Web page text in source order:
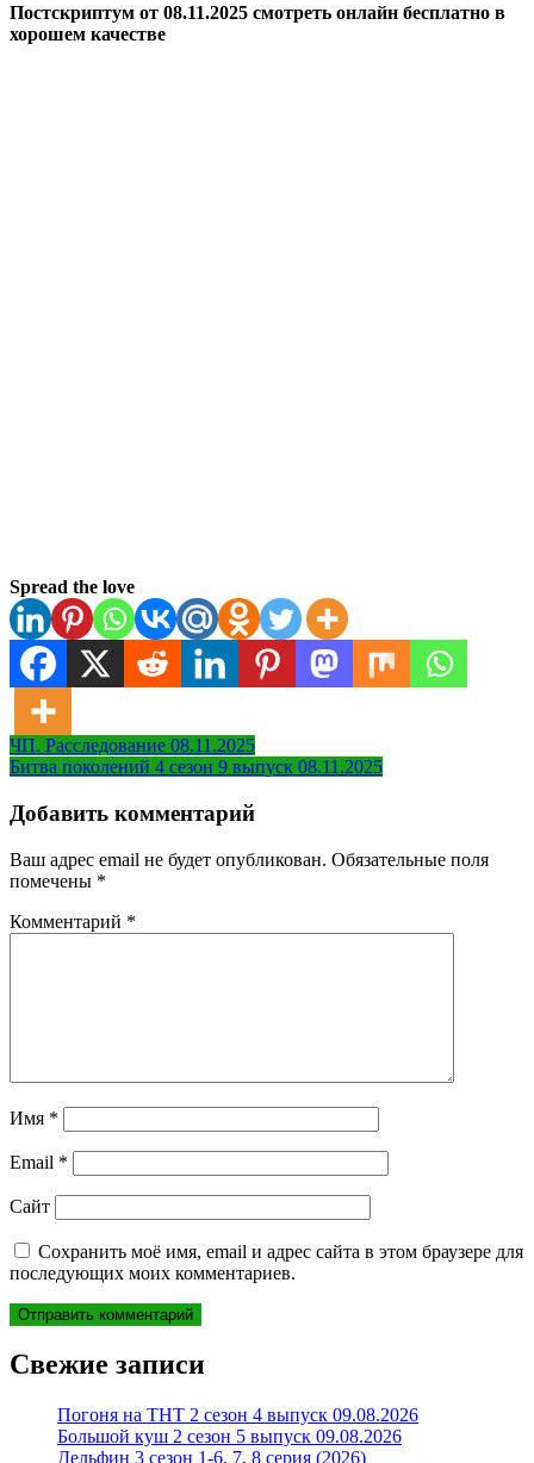
Постскриптум от 08.11.2025 смотреть онлайн бесплатно в
хорошем качестве
Spread the love
Навигация
по
записям
ЧП. Расследование 08.11.2025
Битва поколений 4 сезон 9 выпуск 08.11.2025
Добавить комментарий
Ваш адрес email не будет опубликован. Обязательные поля
помечены *
Комментарий *
Имя *
Email *
Сайт
Сохранить моё имя, email и адрес сайта в этом браузере для
последующих моих комментариев.
Свежие записи
Погоня на ТНТ 2 сезон 4 выпуск 09.08.2026
Большой куш 2 сезон 5 выпуск 09.08.2026
Дельфин 3 сезон 1-6, 7, 8 серия (2026)